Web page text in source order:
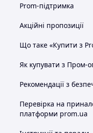
Prom-підтримка
Акційні пропозиції
Що таке «Купити з
Як купувати з Пром-
Рекомендації з
Перевірка на
платформи prom.ua